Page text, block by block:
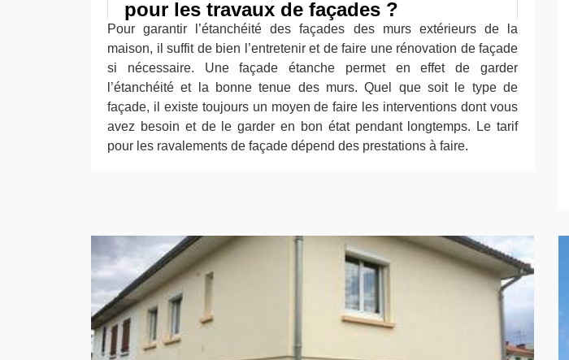
pour les travaux de façades ?
Pour garantir l’étanchéité des façades des murs extérieurs de la
maison, il suffit de bien l’entretenir et de faire une rénovation de façade
si nécessaire. Une façade étanche permet en effet de garder
l’étanchéité et la bonne tenue des murs. Quel que soit le type de
façade, il existe toujours un moyen de faire les interventions dont vous
avez besoin et de le garder en bon état pendant longtemps. Le tarif
pour les ravalements de façade dépend des prestations à faire.